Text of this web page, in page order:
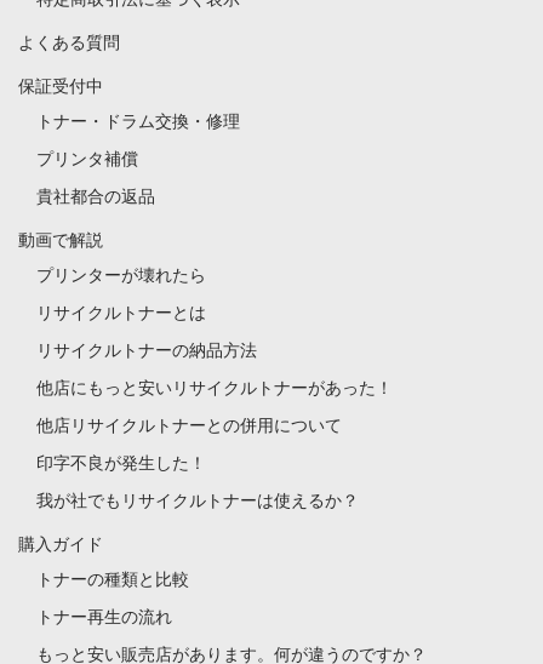
よくある質問
保証受付中
トナー・ドラム交換・修理
プリンタ補償
貴社都合の返品
動画で解説
プリンターが壊れたら
リサイクルトナーとは
リサイクルトナーの納品方法
他店にもっと安いリサイクルトナーがあった！
他店リサイクルトナーとの併用について
印字不良が発生した！
我が社でもリサイクルトナーは使えるか？
購入ガイド
トナーの種類と比較
トナー再生の流れ
もっと安い販売店があります。何が違うのですか？